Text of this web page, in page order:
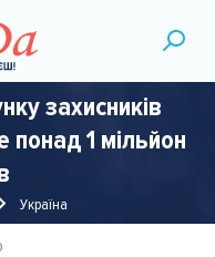
захисників
1 мільйон
Україна